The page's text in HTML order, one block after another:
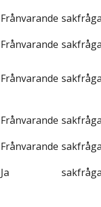
Frånvarande
Frånvarande
Frånvarande
Frånvarande
Frånvarande
Ja